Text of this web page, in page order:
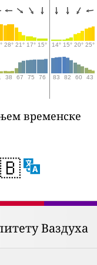
28° 21° 17° 15° 14° 15° 20° 25°
38 67 75 76 83 82 60 43
временске
Ваздуха